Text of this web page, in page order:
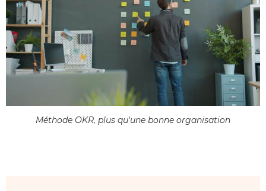
Méthode OKR, plus qu'une bonne organisation